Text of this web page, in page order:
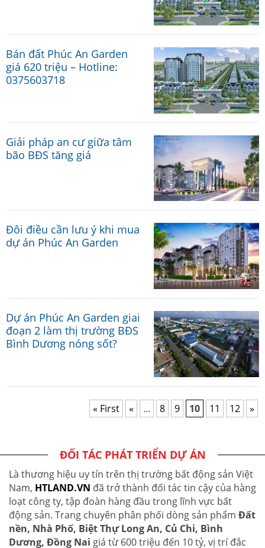
Bán đất Phúc An Garden
giá 620 triệu – Hotline:
0375603718
Giải pháp an cư giữa tâm
bão BĐS tăng giá
Đôi điều cần lưu ý khi mua
dự án Phúc An Garden
Dự án Phúc An Garden giai
đoạn 2 làm thị trường BĐS
Bình Dương nóng sốt?
« First « ... 8 9 10 11 12 »
ĐỐI TÁC PHÁT TRIỂN DỰ ÁN
Là thương hiệu uy tín trên thị trường bất động sản Việt
Nam, HTLAND.VN đã trở thành đối tác tin cậy của hàng
loạt công ty, tập đoàn hàng đầu trong lĩnh vực bất
động sản. Trang chuyên phân phối dòng sản phẩm Đất
nền, Nhà Phố, Biệt Thự Long An, Củ Chi, Bình
Dương, Đồng Nai giá từ 600 triệu đến 10 tỷ, vị trí đắc